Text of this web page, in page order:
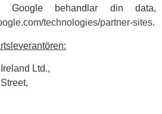
Google behandlar din data,
technologies/partner-sites.
Ltd.,